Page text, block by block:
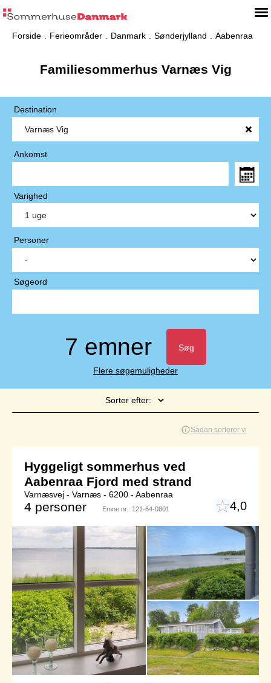
Forside Ferieområder Danmark Sønderjylland Aabenraa
Familiesommerhus Varnæs Vig
Destination
Ankomst
Varighed
Personer
Søgeord
7 emner Søg
Flere søgemuligheder
Sorter efter:
Sådan sorterer vi
Hyggeligt sommerhus ved
Aabenraa Fjord med strand
Varnæsvej - Varnæs - 6200 - Aabenraa
4 personer Emne nr.: 121-64-0801 4,0